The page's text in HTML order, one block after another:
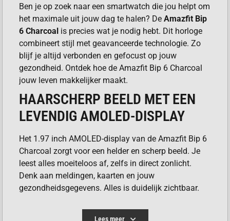
Ben je op zoek naar een smartwatch die jou helpt om
het maximale uit jouw dag te halen? DeAmazfit Bip
6 Charcoal is precies wat je nodig hebt. Dit horloge
combineert stijl met geavanceerde technologie. Zo
blijf je altijd verbonden en gefocust op jouw
gezondheid. Ontdek hoe de Amazfit Bip 6 Charcoal
jouw leven makkelijker maakt.
HAARSCHERP BEELD MET EEN
LEVENDIG AMOLED-DISPLAY
Het 1.97 inch AMOLED-display van de Amazfit Bip 6
Charcoal zorgt voor een helder en scherp beeld. Je
leest alles moeiteloos af, zelfs in direct zonlicht.
Denk aan meldingen, kaarten en jouw
gezondheidsgegevens. Alles is duidelijk zichtbaar.
Lees meer